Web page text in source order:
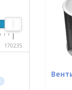
170235